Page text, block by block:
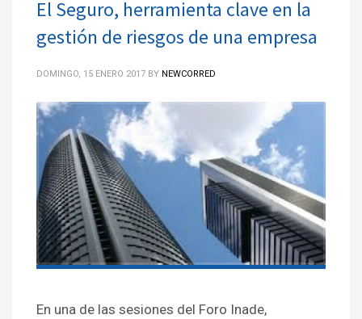
El Seguro, herramienta clave en la
gestión de riesgos de una empresa
DOMINGO, 15 ENERO 2017 BY NEWCORRED
En una de las sesiones del Foro Inade,